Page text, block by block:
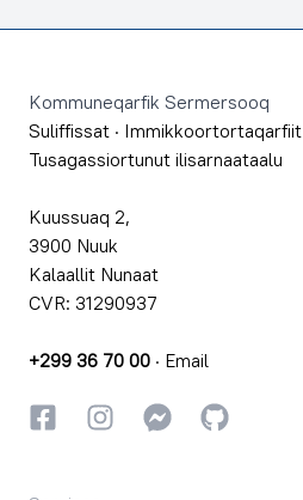
Kommuneqarfik Sermersooq
Suliffissat · Immikkoortortaqarfiit
Tusagassiortunut ilisarnaataalu
Kuussuaq 2,
3900 Nuuk
Kalaallit Nunaat
CVR: 31290937
+299 36 70 00 · Email
FacebookkiInstagrammiInstagrammi
GitHub